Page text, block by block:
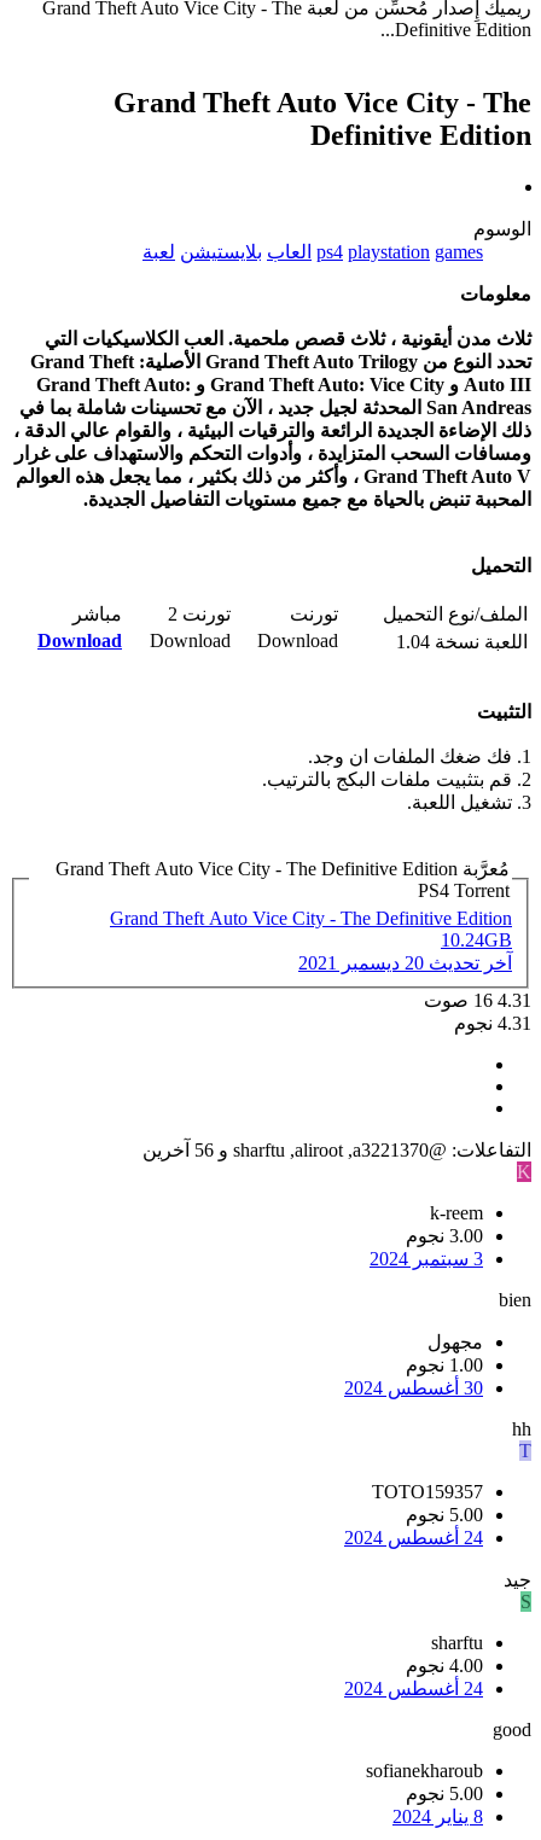
ريميك إِصدار مُحسِّن من لعبة Grand Theft Auto Vice City - The
Definitive Edition...
Grand Theft Auto Vice City - The
Definitive Edition
الوسوم
games
playstation
ps4 العاب بلايستيشن لعبة
معلومات
ثلاث مدن أيقونية ، ثلاث قصص ملحمية. العب الكلاسيكيات التي
تحدد النوع من Grand Theft Auto Trilogy الأصلية: Grand Theft
Auto III و Grand Theft Auto: Vice City و Grand Theft Auto:
San Andreas المحدثة لجيل جديد ، الآن مع تحسينات شاملة بما في
ذلك الإضاءة الجديدة الرائعة والترقيات البيئية ، والقوام عالي الدقة ،
ومسافات السحب المتزايدة ، وأدوات التحكم والاستهداف على غرار
Grand Theft Auto V ، وأكثر من ذلك بكثير ، مما يجعل هذه العوالم
المحببة تنبض بالحياة مع جميع مستويات التفاصيل الجديدة.
التحميل
الملف/نوع التحميل تورنت تورنت 2
مباشر
اللعبة نسخة 1.04
Download
Download
Download
التثبيت
1. فك ضغك الملفات ان وجد.
2. قم بتثبيت ملفات البكج بالترتيب.
3. تشغيل اللعبة.
مُعرَّبة Grand Theft Auto Vice City - The Definitive Edition
PS4 Torrent
Grand Theft Auto Vice City - The Definitive Edition
10.24GB
آخر تحديث 20 ديسمبر 2021
4.31
16 صوت
4.31 نجوم
التفاعلات: a3221370@
,
aliroot
,
sharftu و 56 آخرين
K
k-reem
3.00 نجوم
3 سبتمبر 2024
bien
مجهول
1.00 نجوم
30 أغسطس 2024
hh
T
TOTO159357
5.00 نجوم
24 أغسطس 2024
جيد
S
sharftu
4.00 نجوم
24 أغسطس 2024
good
sofianekharoub
5.00 نجوم
8 يناير 2024